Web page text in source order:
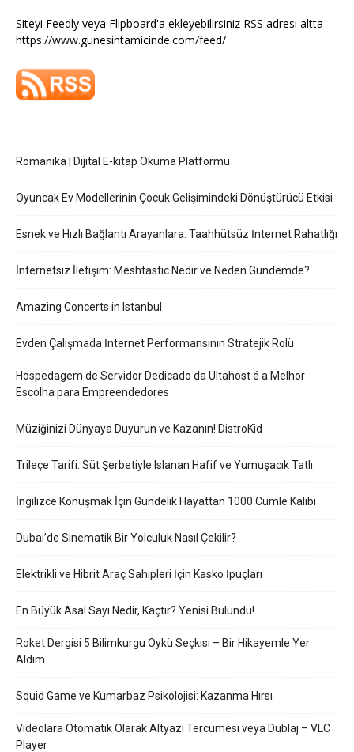
Siteyi Feedly veya Flipboard'a ekleyebilirsiniz RSS adresi altta
https://www.gunesintamicinde.com/feed/
Romanika | Dijital E-kitap Okuma Platformu
Oyuncak Ev Modellerinin Çocuk Gelişimindeki Dönüştürücü Etkisi
Esnek ve Hızlı Bağlantı Arayanlara: Taahhütsüz İnternet Rahatlığı
İnternetsiz İletişim: Meshtastic Nedir ve Neden Gündemde?
Amazing Concerts in Istanbul
Evden Çalışmada İnternet Performansının Stratejik Rolü
Hospedagem de Servidor Dedicado da Ultahost é a Melhor
Escolha para Empreendedores
Müziğinizi Dünyaya Duyurun ve Kazanın! DistroKid
Trileçe Tarifi: Süt Şerbetiyle Islanan Hafif ve Yumuşacık Tatlı
İngilizce Konuşmak İçin Gündelik Hayattan 1000 Cümle Kalıbı
Dubai’de Sinematik Bir Yolculuk Nasıl Çekilir?
Elektrikli ve Hibrit Araç Sahipleri İçin Kasko İpuçları
En Büyük Asal Sayı Nedir, Kaçtır? Yenisi Bulundu!
Roket Dergisi 5 Bilimkurgu Öykü Seçkisi – Bir Hikayemle Yer
Aldım
Squid Game ve Kumarbaz Psikolojisi: Kazanma Hırsı
Videolara Otomatik Olarak Altyazı Tercümesi veya Dublaj – VLC
Player